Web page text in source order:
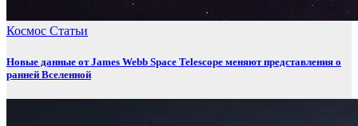
Космос Статьи
Новые данные от James Webb Space Telescope меняют представления о
ранней Вселенной